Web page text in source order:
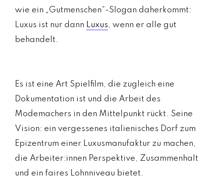
wie ein „Gutmenschen“-Slogan daherkommt:
Luxus ist nur dann Luxus, wenn er alle gut
behandelt.
Es ist eine Art Spielfilm, die zugleich eine
Dokumentation ist und die Arbeit des
Modemachers in den Mittelpunkt rückt. Seine
Vision: ein vergessenes italienisches Dorf zum
Epizentrum einer Luxusmanufaktur zu machen,
die Arbeiter:innen Perspektive, Zusammenhalt
und ein faires Lohnniveau bietet.